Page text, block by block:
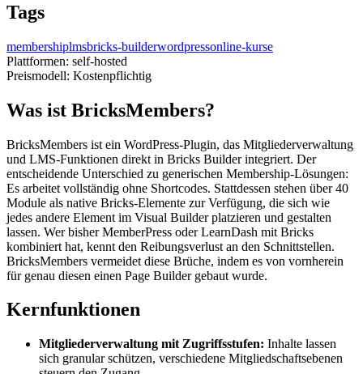
Tags
membershiplmsbricks-builderwordpressonline-kurse
Plattformen: self-hosted
Preismodell: Kostenpflichtig
Was ist BricksMembers?
BricksMembers ist ein WordPress-Plugin, das Mitgliederverwaltung
und LMS-Funktionen direkt in Bricks Builder integriert. Der
entscheidende Unterschied zu generischen Membership-Lösungen:
Es arbeitet vollständig ohne Shortcodes. Stattdessen stehen über 40
Module als native Bricks-Elemente zur Verfügung, die sich wie
jedes andere Element im Visual Builder platzieren und gestalten
lassen. Wer bisher MemberPress oder LearnDash mit Bricks
kombiniert hat, kennt den Reibungsverlust an den Schnittstellen.
BricksMembers vermeidet diese Brüche, indem es von vornherein
für genau diesen einen Page Builder gebaut wurde.
Kernfunktionen
Mitgliederverwaltung mit Zugriffsstufen: Inhalte lassen
sich granular schützen, verschiedene Mitgliedschaftsebenen